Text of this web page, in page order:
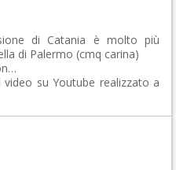
di Catania è molto più
di Palermo (cmq carina)
su Youtube realizzato a